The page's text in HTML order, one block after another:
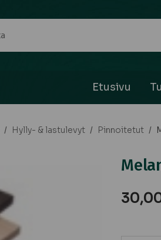
Etusivu
/ Hylly- & lastulevyt / Pinnoitetut /